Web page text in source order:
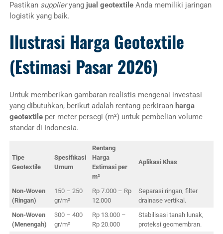
Pastikan supplieryang jual geotextileAnda memiliki jaringan
logistik yang baik.
Ilustrasi Harga Geotextile
(Estimasi Pasar 2026)
Untuk memberikan gambaran realistis mengenai investasi
yang dibutuhkan, berikut adalah rentang perkiraan harga
geotextileper meter persegi (m²) untuk pembelian volume
standar di Indonesia.
Tipe
Geotextile
Spesifikasi
Umum
Rentang
Harga
Estimasi per
m²
Aplikasi Khas
Non-Woven
(Ringan)
150 – 250
gr/m²
Rp 7.000 – Rp
12.000
Separasi ringan, filter
drainase vertikal.
Non-Woven
(Menengah)
300 – 400
gr/m²
Rp 13.000 –
Rp 20.000
Stabilisasi tanah lunak,
proteksi geomembran.